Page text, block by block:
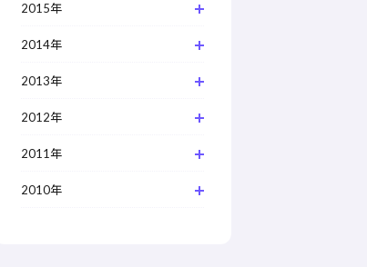
2015年
2014年
2013年
2012年
2011年
2010年